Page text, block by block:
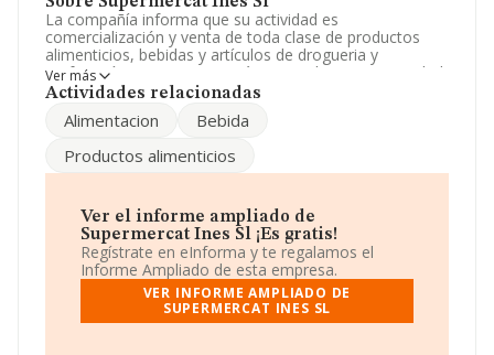
La compañía informa que su actividad es
comercialización y venta de toda clase de productos
alimenticios, bebidas y artículos de drogueria y
perfumería. La empresa está registrada como Sociedad
Limitada. Tiene CNAE: 4711 - 'Comercio al por menor en
productos alimenticios, bebidas y tabaco'. La compañía
Para más información es posible contactar a través del
La empresaSupermercat Ines S.L, NIF B60888807,
está situada en Carretera Sitges núm. 45, (08810), en el
municipio de Sant Pere De Ribes, Barcelona, Cataluña.
En relación con el sector y disponiendo de los datos de
hasta 21.791 empresas, en el ámbito nacional la
Ver más
Actividades relacionadas
Alimentacion
Bebida
Productos alimenticios
Ver el informe ampliado de
Supermercat Ines Sl ¡Es gratis!
Regístrate en eInforma y te regalamos el
Informe Ampliado de esta empresa.
VER INFORME AMPLIADO DE
SUPERMERCAT INES SL